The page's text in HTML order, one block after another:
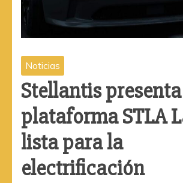
Noticias
Stellantis
plataforma STLA
lista para la
electrificación